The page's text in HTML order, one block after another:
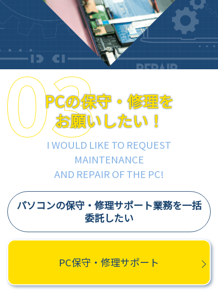
PCの保守・修理を
お願いしたい！
I WOULD LIKE TO REQUEST
MAINTENANCE
AND REPAIR OF THE PC!
パソコンの保守・修理サポート業務を一括
委託したい
PC保守・修理サポート